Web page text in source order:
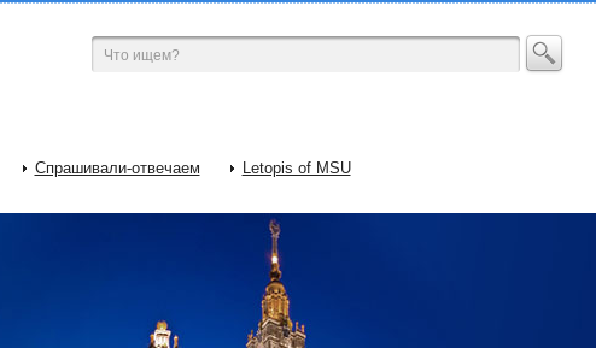
Спрашивали-отвечаем Letopis of MSU